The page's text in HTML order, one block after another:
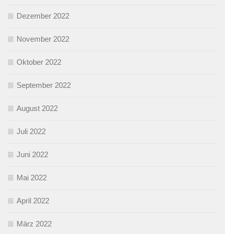
Dezember 2022
November 2022
Oktober 2022
September 2022
August 2022
Juli 2022
Juni 2022
Mai 2022
April 2022
März 2022